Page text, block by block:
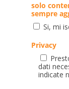
solo
sempre
Si, mi
Privacy
dati
indicate